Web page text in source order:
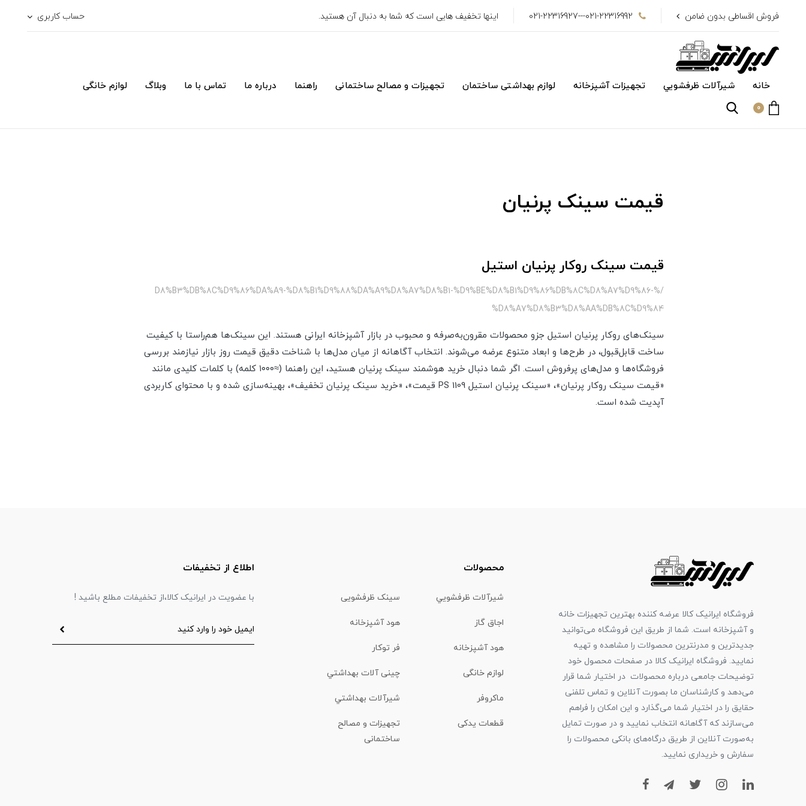
فروش اقساطی بدون ضامن 021-22316992---021-22316927 اینها تخفیف هایی است که شما به دنبال آن هستید. حساب کاربری
خانه شیرآلات ظرفشويي تجهیزات آشپزخانه لوازم بهداشتی ساختمان تجهیزات و مصالح ساختمانی راهنما درباره ما تماس با ما وبلاگ لوازم خانگی
0
قیمت سینک پرنیان
قیمت سینک روکار پرنیان استیل
/%D8%B3%DB%8C%D9%86%DA%A9-%D8%B1%D9%88%DA%A9%D8%A7%D8%B1-%D9%BE%D8%B1%D9%86%DB%8C%D8%A7%D9%86-
%D8%A7%D8%B3%D8%AA%DB%8C%D9%84
سینک‌های روکار پرنیان استیل جزو محصولات مقرون‌به‌صرفه و محبوب در بازار آشپزخانه ایرانی هستند. این سینک‌ها هم‌راستا با کیفیت
ساخت قابل‌قبول، در طرح‌ها و ابعاد متنوع عرضه می‌شوند. انتخاب آگاهانه از میان مدل‌ها با شناخت دقیق قیمت روز بازار نیازمند بررسی
فروشگاه‌ها و مدل‌های پرفروش است. اگر شما دنبال خرید هوشمند سینک پرنیان هستید، این راهنما (≈۱۰۰۰ کلمه) با کلمات کلیدی مانند
«قیمت سینک روکار پرنیان»، «سینک پرنیان استیل PS 1109 قیمت»، «خرید سینک پرنیان تخفیف»، بهینه‌سازی شده و با محتوای کاربردی
آپدیت شده است.
فروشگاه ایرانیک کالا عرضه کننده بهترین تجهیزات خانه
و آشپزخانه است. شما از طریق این فروشگاه می‌توانید
جدیدترین و مدرنترین محصولات را مشاهده و تهیه
نمایید. فروشگاه ایرانیک کالا در صفحات محصول خود
توضیحات جامعی درباره محصولات در اختیار شما قرار
می‌دهد و کارشناسان ما بصورت آنلاین و تماس تلفنی
حقایق را در اختیار شما می‌گذارد و این امکان را فراهم
می‌سازند که آگاهانه انتخاب نمایید و در صورت تمایل
به‌صورت آنلاین از طریق درگاه‌های بانکی محصولات را
سفارش و خریداری نمایید.
محصولات
شیرآلات ظرفشويي سینک ظرفشویی
اجاق گاز هود آشپزخانه
هود آشپزخانه فر توکار
لوازم خانگی چینی آلات بهداشتي
ماكروفر شیرآلات بهداشتي
قطعات یدکی
تجهیزات و مصالح
ساختمانی
اطلاع از تخفیفات
با عضویت در ایرانیک کالا،از تخفیفات مطلع باشید !